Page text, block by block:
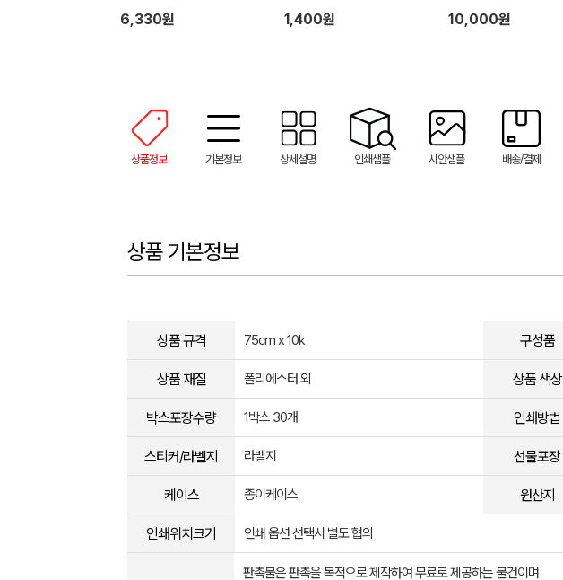
6,330원 1,400원 10,000원
상품정보 기본정보 상세설명 인쇄샘플 시안샘플 배송/결제
상품 기본정보
상품 규격 75cm x 10k 구성품
상품 재질 폴리에스터 외 상품 색상
박스포장수량 1박스 30개 인쇄방법
스티커/라벨지 라벨지 선물포장
케이스 종이케이스 원산지
인쇄위치크기 인쇄 옵션 선택시 별도 협의
판촉물은 판촉을 목적으로 제작하여 무료로 제공하는 물건이며